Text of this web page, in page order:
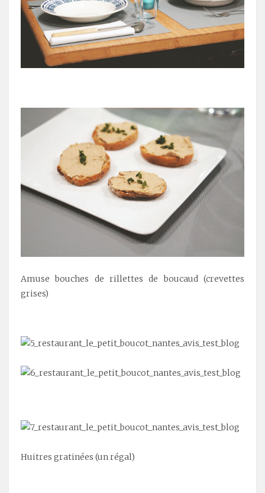
Amuse bouches de rillettes de boucaud (crevettes
grises)
Huitres gratinées (un régal)